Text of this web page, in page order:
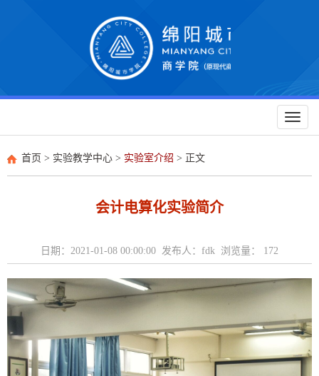
Toggle
首页 > 实验教学中心 > 实验室介绍 > 正文
会计电算化实验简介
日期：2021-01-08 00:00:00 发布人：fdk 浏览量： 172